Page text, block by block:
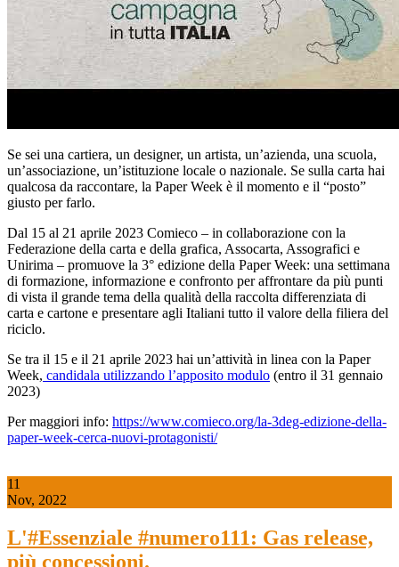
Se sei una cartiera, un designer, un artista, un’azienda, una scuola,
un’associazione, un’istituzione locale o nazionale. Se sulla carta hai
qualcosa da raccontare, la Paper Week è il momento e il “posto”
giusto per farlo.
Dal 15 al 21 aprile 2023 Comieco – in collaborazione con la
Federazione della carta e della grafica, Assocarta, Assografici e
Unirima – promuove la 3° edizione della Paper Week: una settimana
di formazione, informazione e confronto per affrontare da più punti
di vista il grande tema della qualità della raccolta differenziata di
carta e cartone e presentare agli Italiani tutto il valore della filiera del
riciclo.
Se tra il 15 e il 21 aprile 2023 hai un’attività in linea con la Paper
Week, candidala utilizzando l’apposito modulo (entro il 31 gennaio
2023)
Per maggiori info: https://www.comieco.org/la-3deg-edizione-della-
paper-week-cerca-nuovi-protagonisti/
11
Nov, 2022
L'#Essenziale #numero111: Gas release,
più concessioni.